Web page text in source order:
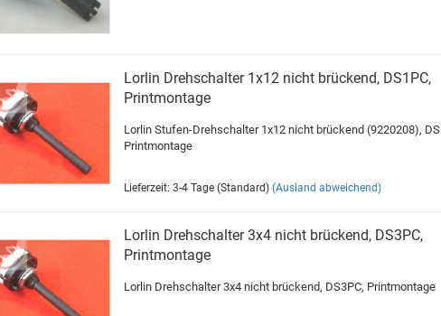
Lorlin Drehschalter 1x12 nicht brückend, DS1PC,
Printmontage
Lorlin Stufen-Drehschalter 1x12 nicht brückend (9220208),
Printmontage
Lieferzeit: 3-4 Tage (Standard) (Ausland abweichend)
Lorlin Drehschalter 3x4 nicht brückend, DS3PC,
Printmontage
Lorlin Drehschalter 3x4 nicht brückend, DS3PC, Printmontage